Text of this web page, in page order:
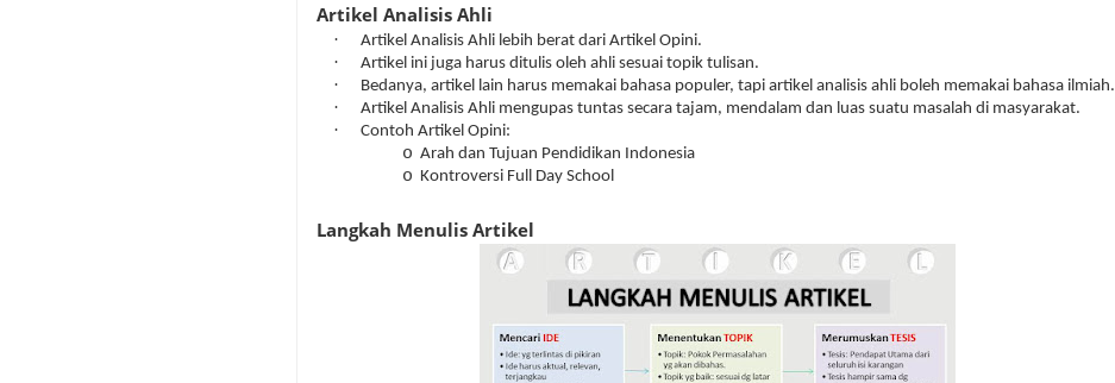
Artikel Analisis Ahli
· Artikel Analisis Ahli lebih berat dari Artikel Opini.
· Artikel ini juga harus ditulis oleh ahli sesuai topik tulisan.
· Bedanya, artikel lain harus memakai bahasa populer, tapi artikel analisis ahli boleh memakai bahasa ilmiah.
· Artikel Analisis Ahli mengupas tuntas secara tajam, mendalam dan luas suatu masalah di masyarakat.
· Contoh Artikel Opini:
o Arah dan Tujuan Pendidikan Indonesia
o Kontroversi Full Day School
Langkah Menulis Artikel